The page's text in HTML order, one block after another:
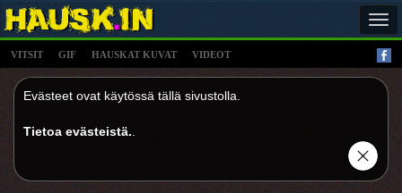
VITSIT GIF HAUSKAT KUVAT VIDEOT
Evästeet ovat käytössä tällä sivustolla.
Tietoa evästeistä.